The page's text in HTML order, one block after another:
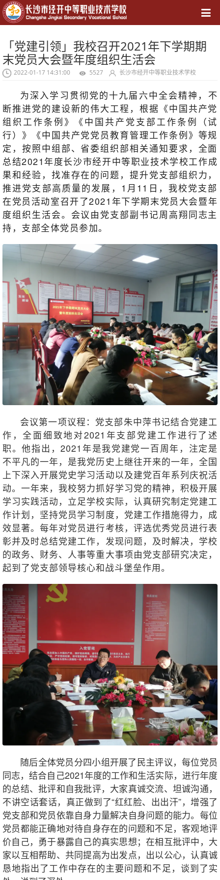
导航
「党建引领」我校召开2021年下学期期
末党员大会暨年度组织生活会
2022-01-17 14:31:00 5527 长沙市经开中等职业技术学校
为深入学习贯彻党的十九届六中全会精神，不
断推进党的建设新的伟大工程，根据《中国共产党
组织工作条例》《中国共产党支部工作条例（试
行）》《中国共产党党员教育管理工作条例》等规
定，按照中组部、省委组织部相关通知要求，全面
总结2021年度长沙市经开中等职业技术学校工作成
果和经验，找准存在的问题，提升党支部组织力，
推进党支部高质量的发展，1月11日，我校党支部
在党员活动室召开了2021年下学期末党员大会暨年
度组织生活会。会议由党支部副书记周高翔同志主
持，支部全体党员参加。
会议第一项议程：党支部朱中萍书记结合党建工
作，全面细致地对2021年支部党建工作进行了述
职。他指出，2021年是我党建党一百周年，注定是
不平凡的一年，是我党历史上继往开来的一年，全国
上下深入开展党史学习活动以及建党百年系列庆祝活
动。一年来，我校努力抓好学习党的精神，积极开展
学习实践活动，立足学校实际，认真研究制定党建工
作计划，坚持党员学习制度，党建工作措施得力，成
效显著。每年对党员进行考核，评选优秀党员进行表
彰并及时总结党建工作，发现问题，及时解决，学校
的政务、财务、人事等重大事项由党支部研究决定，
起到了党支部领导核心和战斗堡垒作用。
随后全体党员分四小组开展了民主评议，每位党员
同志，结合自己2021年度的工作和生活实际，进行年度
的总结、批评和自我批评，大家真诚交流、坦诚沟通，
不讲空话套话，真正做到了“红红脸、出出汗”，增强了
党支部和党员依靠自身力量解决自身问题的能力。每位
党员都能正确地对待自身存在的问题和不足，客观地评
价自己，勇于暴露自己的真实思想；在相互批评中，大
家以互相帮助、共同提高为出发点，出以公心，认真诚
恳地指出了工作中存在的主要问题和不足，谈到了实